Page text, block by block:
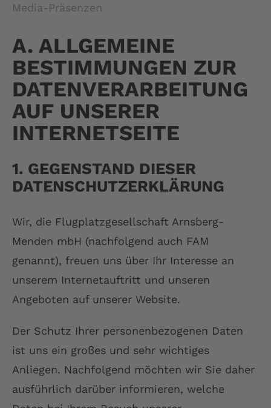
Media-Präsenzen
A. ALLGEMEINE
BESTIMMUNGEN ZUR
DATENVERARBEITUNG
AUF UNSERER
INTERNETSEITE
1. GEGENSTAND DIESER
DATENSCHUTZERKLÄRUNG
Wir, die Flugplatzgesellschaft Arnsberg-
Menden mbH (nachfolgend auch FAM
genannt), freuen uns über Ihr Interesse an
unserem Internetauftritt und unseren
Angeboten auf unserer Website.
Der Schutz Ihrer personenbezogenen Daten
ist uns ein großes und sehr wichtiges
Anliegen. Nachfolgend möchten wir Sie daher
ausführlich darüber informieren, welche